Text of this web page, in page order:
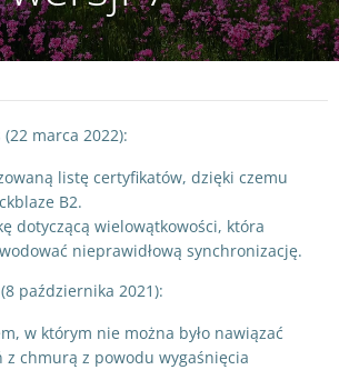
marca 2022):
listę certyfikatów, dzięki czemu
B2.
dotyczącą wielowątkowości, która
nieprawidłową synchronizację.
października 2021):
w którym nie można było nawiązać
z chmurą z powodu wygaśnięcia